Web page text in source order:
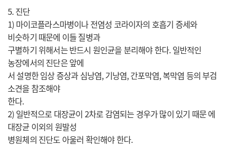
5. 진단
1) 마이코플라스마병이나 전염성 코라이자의 호흡기 증세와
비슷하기 때문에 이들 질병과
구별하기 위해서는 반드시 원인균을 분리해야 한다. 일반적인
농장에서의 진단은 앞에
서 설명한 임상 증상과 심낭염, 기낭염, 간포막염, 복막염 등의 부검
소견을 참조해야
한다.
2) 일반적으로 대장균이 2차로 감염되는 경우가 많이 있기 때문 에
대장균 이외의 원발성
병원체의 진단도 아울러 확인해야 한다.